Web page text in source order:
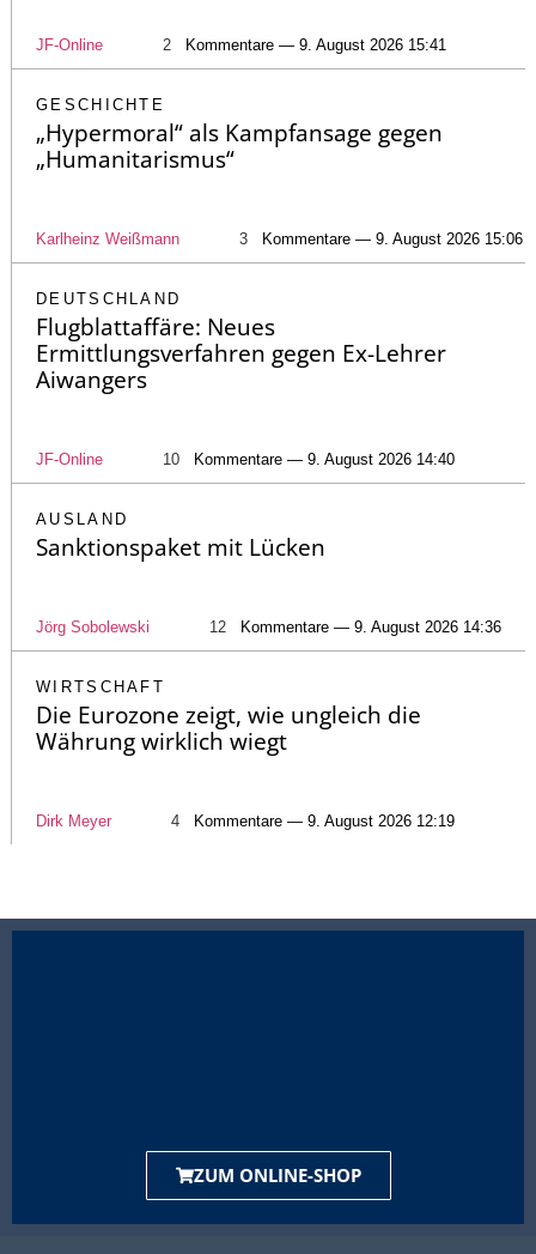
JF-Online 2 Kommentare — 9. August 2026 15:41
GESCHICHTE
„Hypermoral“ als Kampfansage gegen
„Humanitarismus“
Karlheinz Weißmann 3 Kommentare — 9. August 2026 15:06
DEUTSCHLAND
Flugblattaffäre: Neues
Ermittlungsverfahren gegen Ex-Lehrer
Aiwangers
JF-Online 10 Kommentare — 9. August 2026 14:40
AUSLAND
Sanktionspaket mit Lücken
Jörg Sobolewski 12 Kommentare — 9. August 2026 14:36
WIRTSCHAFT
Die Eurozone zeigt, wie ungleich die
Währung wirklich wiegt
Dirk Meyer 4 Kommentare — 9. August 2026 12:19
ZUM ONLINE-SHOP